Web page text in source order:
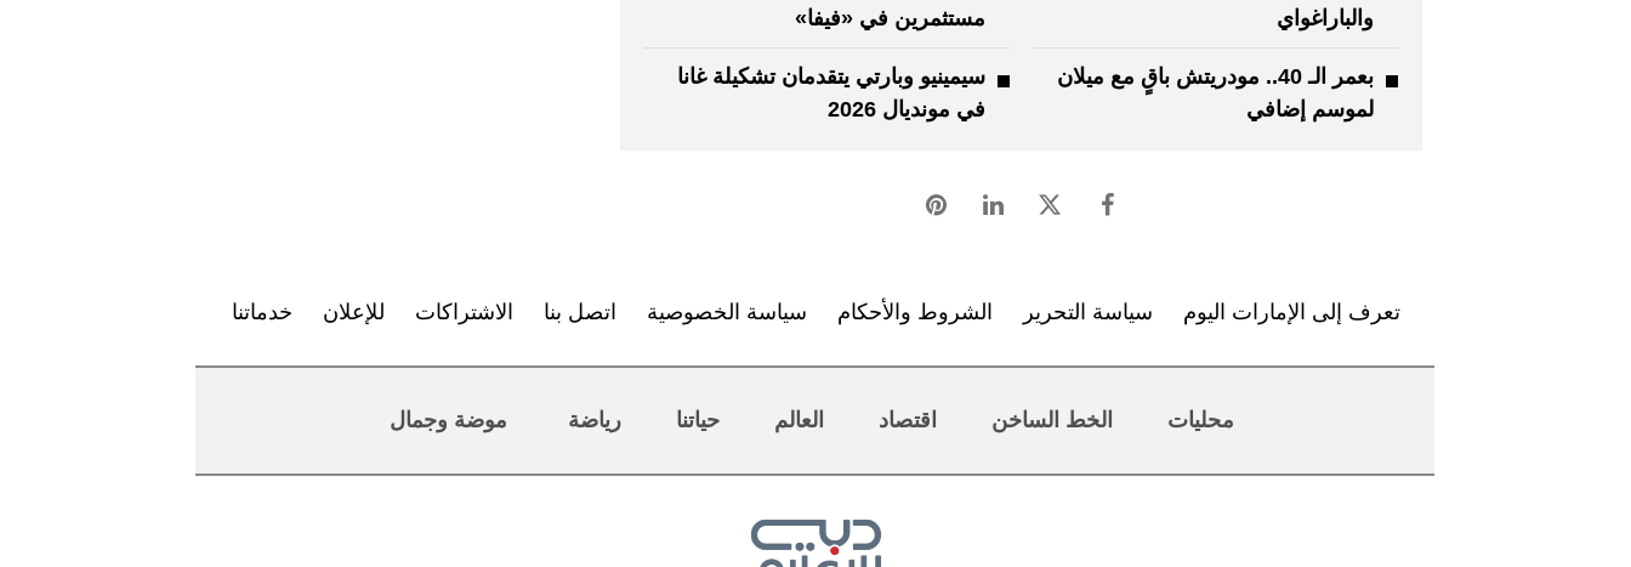
والباراغواي
مستثمرين في «فيفا»
بعمر الـ 40.. مودريتش باقٍ مع ميلان
لموسم إضافي
سيمينيو وبارتي يتقدمان تشكيلة غانا
في مونديال 2026
تعرف إلى الإمارات اليوم سياسة التحرير الشروط والأحكام سياسة الخصوصية اتصل بنا الاشتراكات للإعلان خدماتنا
محليات الخط الساخن اقتصاد العالم حياتنا رياضة موضة وجمال